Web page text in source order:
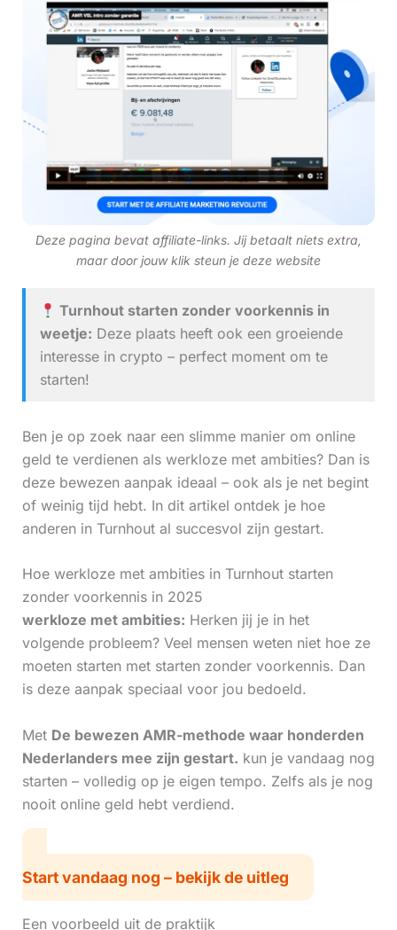
Deze pagina bevat affiliate-links. Jij betaalt niets extra,
maar door jouw klik steun je deze website
Turnhout starten zonder voorkennis in
weetje: Deze plaats heeft ook een groeiende
interesse in crypto – perfect moment om te
starten!
Ben je op zoek naar een slimme manier om online
geld te verdienen als werkloze met ambities? Dan is
deze bewezen aanpak ideaal – ook als je net begint
of weinig tijd hebt. In dit artikel ontdek je hoe
anderen in Turnhout al succesvol zijn gestart.
Hoe werkloze met ambities in Turnhout starten
zonder voorkennis in 2025
werkloze met ambities: Herken jij je in het
volgende probleem? Veel mensen weten niet hoe ze
moeten starten met starten zonder voorkennis. Dan
is deze aanpak speciaal voor jou bedoeld.
Met De bewezen AMR-methode waar honderden
Nederlanders mee zijn gestart. kun je vandaag nog
starten – volledig op je eigen tempo. Zelfs als je nog
nooit online geld hebt verdiend.
Start vandaag nog – bekijk de uitleg
Een voorbeeld uit de praktijk